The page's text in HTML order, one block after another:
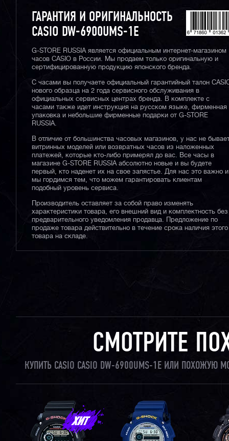
ГАРАНТИЯ И ОРИГИНАЛЬНОСТЬ
CASIO DW-6900UMS-1E
G-STORE RUSSIA является официальным интернет-магазином
часов CASIO в России. Мы продаем только оригинальную и
сертифицированную продукцию японского бренда.
С часами вы получаете официальный гарантийный талон
нового образца на 2 года сервисного обслуживания в
официальных сервисных центрах бренда. В комплекте с
часами также идет инструкция на русском языке, фирменная
упаковка и небольшие фирменные подарки от G-STORE
RUSSIA.
В отличие от большинства часовых магазинов, у нас не
витринных моделей или возвратных часов из наложенных
платежей, которые кто-либо примерял до вас. Все часы в
магазине G-STORE RUSSIA абсолютно новые и вы будете
первый, кто наденет их на свое запястье. Для нас это важно и
мы гордимся тем, что можем гарантировать клиентам
подобный уровень сервиса.
Производитель оставляет за собой право изменять
характеристики товара, его внешний вид и комплектность без
предварительного уведомления продавца. Предложение по
продаже товара действительно в течение срока наличия этого
товара на складе.
СМОТРИТЕ
КУПИТЬ CASIO CASIO DW-6900UMS-1E ИЛИ ПОХОЖУЮ